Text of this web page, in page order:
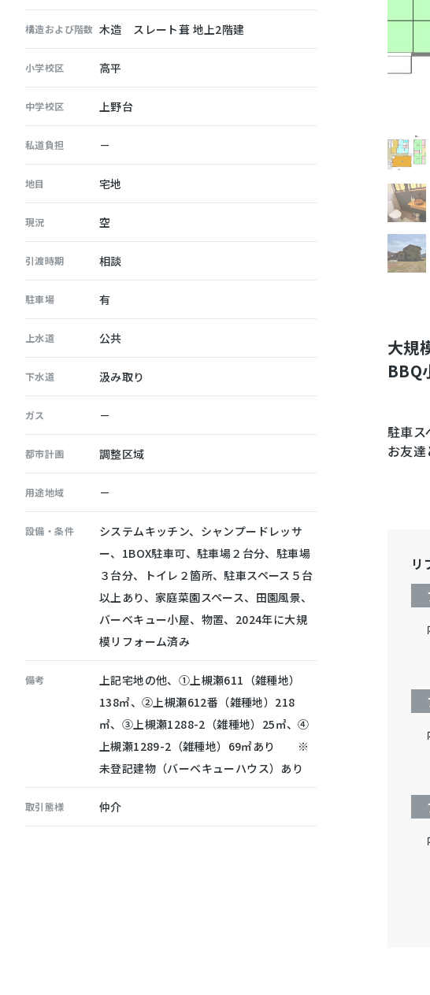
大規
BBQ
駐車ス
お友
リ
構造および階数 木造 スレート葺 地上2階建
小学校区 高平
中学校区 上野台
私道負担 －
地目 宅地
現況 空
引渡時期 相談
駐車場 有
上水道 公共
下水道 汲み取り
ガス －
都市計画 調整区域
用途地域 －
設備・条件
システムキッチン、シャンプードレッサ
ー、1BOX駐車可、駐車場２台分、駐車場
３台分、トイレ２箇所、駐車スペース５台
以上あり、家庭菜園スペース、田園風景、
バーベキュー小屋、物置、2024年に大規
模リフォーム済み
備考
上記宅地の他、①上槻瀬611（雑種地）
138㎡、②上槻瀬612番（雑種地）218
㎡、③上槻瀬1288-2（雑種地）25㎡、④
上槻瀬1289-2（雑種地）69㎡あり ※
未登記建物（バーベキューハウス）あり
取引態様 仲介